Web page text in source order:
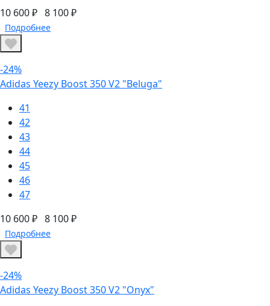
10 600 ₽ 8 100 ₽
Подробнее
-24%
Adidas Yeezy Boost 350 V2 "Beluga"
41
42
43
44
45
46
47
10 600 ₽ 8 100 ₽
Подробнее
-24%
Adidas Yeezy Boost 350 V2 "Onyx"